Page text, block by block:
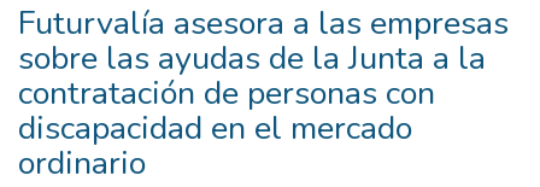
Futurvalía asesora a las empresas
sobre las ayudas de la Junta a la
contratación de personas con
discapacidad en el mercado
ordinario